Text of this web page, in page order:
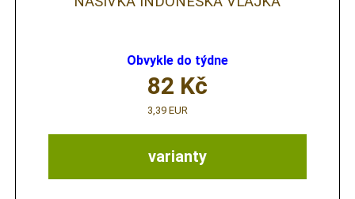
Obvykle do týdne
varianty
82 Kč
3,39 EUR